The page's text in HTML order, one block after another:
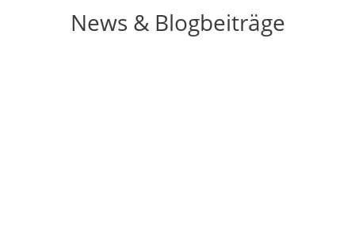
News & Blogbeiträge